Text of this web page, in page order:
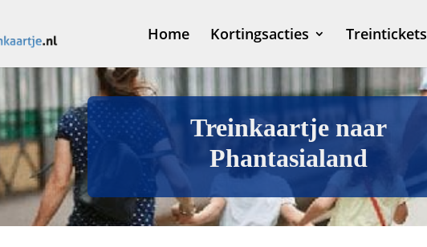
Home Kortingsacties Treintickets
Treinkaartje naar
Phantasialand